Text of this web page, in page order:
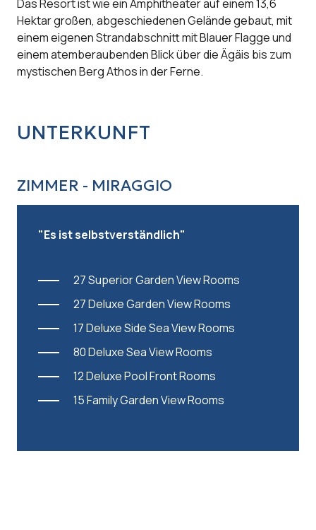
Das Resort ist wie ein Amphitheater auf einem 13,6
Hektar großen, abgeschiedenen Gelände gebaut, mit
einem eigenen Strandabschnitt mit Blauer Flagge und
einem atemberaubenden Blick über die Ägäis bis zum
mystischen Berg Athos in der Ferne.
UNTERKUNFT
ZIMMER - MIRAGGIO
"Es ist selbstverständlich"
27 Superior Garden View Rooms
27 Deluxe Garden View Rooms
17 Deluxe Side Sea View Rooms
80 Deluxe Sea View Rooms
12 Deluxe Pool Front Rooms
15 Family Garden View Rooms